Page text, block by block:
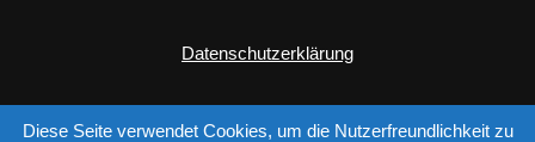
Datenschutzerklärung
Diese Seite verwendet Cookies, um die Nutzerfreundlichkeit zu